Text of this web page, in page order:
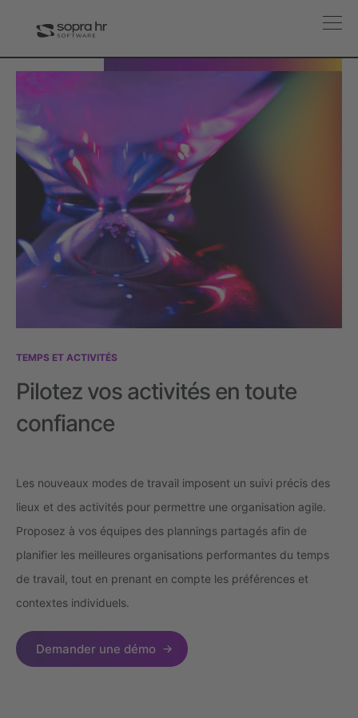
TEMPS ET ACTIVITÉS
Pilotez vos activités en toute
confiance
Les nouveaux modes de travail imposent un suivi précis des
lieux et des activités pour permettre une organisation agile.
Proposez à vos équipes des plannings partagés afin de
planifier les meilleures organisations performantes du temps
de travail, tout en prenant en compte les préférences et
contextes individuels.
Demander une démo